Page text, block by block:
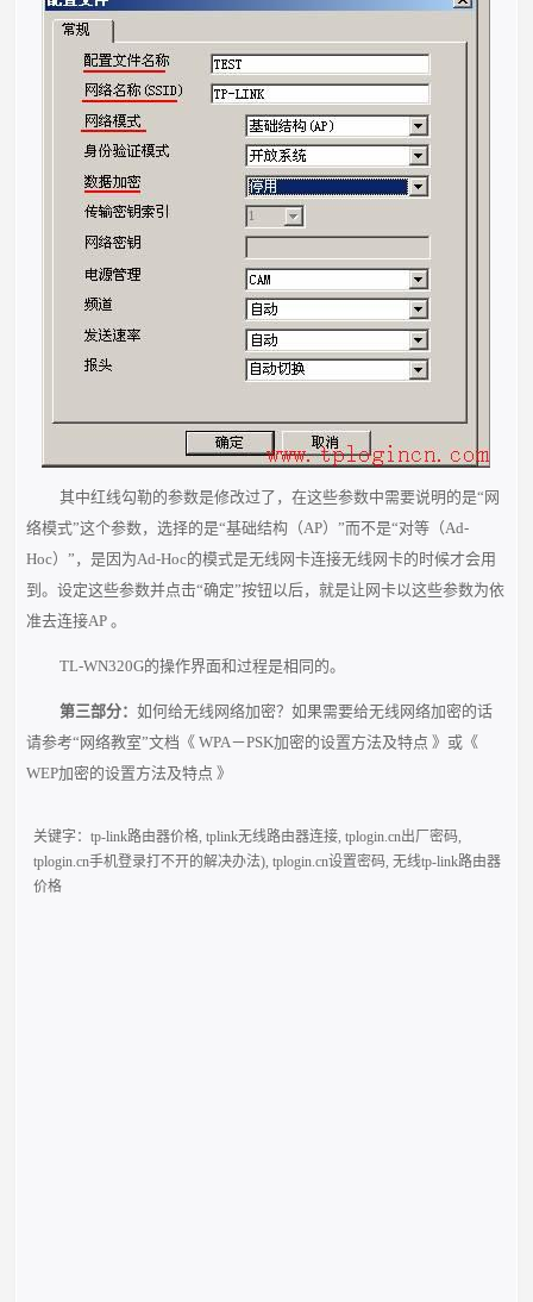
其中红线勾勒的参数是修改过了，在这些参数中需要说明的是“网
络模式”这个参数，选择的是“基础结构（AP）”而不是“对等（Ad-
Hoc）”，是因为Ad-Hoc的模式是无线网卡连接无线网卡的时候才会用
到。设定这些参数并点击“确定”按钮以后，就是让网卡以这些参数为依
准去连接AP 。
TL-WN320G的操作界面和过程是相同的。
第三部分： 如何给无线网络加密？如果需要给无线网络加密的话
请参考“网络教室”文档《 WPA－PSK加密的设置方法及特点 》或《
WEP加密的设置方法及特点 》
关键字：tp-link路由器价格,tplink无线路由器连接,tplogin.cn出厂密码,
tplogin.cn手机登录打不开的解决办法),tplogin.cn设置密码,无线tp-link路由器
价格